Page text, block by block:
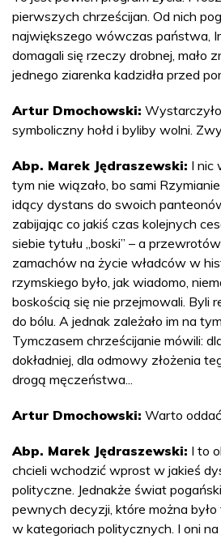
pierwszych chrześcijan. Od nich
największego wówczas państwa,
domagali się rzeczy drobnej, mało
jednego ziarenka kadzidła przed
Artur Dmochowski:
symboliczny hołd i byliby wolni.
Abp. Marek Jędraszewski: I nic
tym nie wiązało, bo sami
idący dystans do swoich
zabijając co jakiś czas kolejnych
siebie tytułu „boski” – a
zamachów na życie władców w
rzymskiego było, jak wiadomo,
boskością się nie przejmowali. Byli
do bólu. A jednak zależało im na
Tymczasem chrześcijanie mówili:
dokładniej, dla odmowy złożenia
drogą męczeństwa...
Artur Dmochowski: Warto
Abp. Marek Jędraszewski: I to
chcieli wchodzić wprost w jakieś
polityczne. Jednakże świat
pewnych decyzji, które można
w kategoriach politycznych. I oni